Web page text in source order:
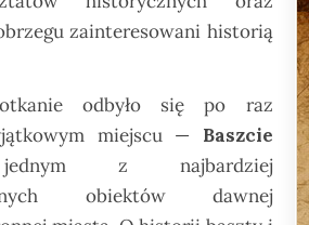
zainteresowani historią
odbyło się po raz
miejscu — Baszcie
z najbardziej
obiektów dawnej